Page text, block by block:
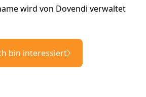
wird von Dovendi verwaltet
bin interessiert